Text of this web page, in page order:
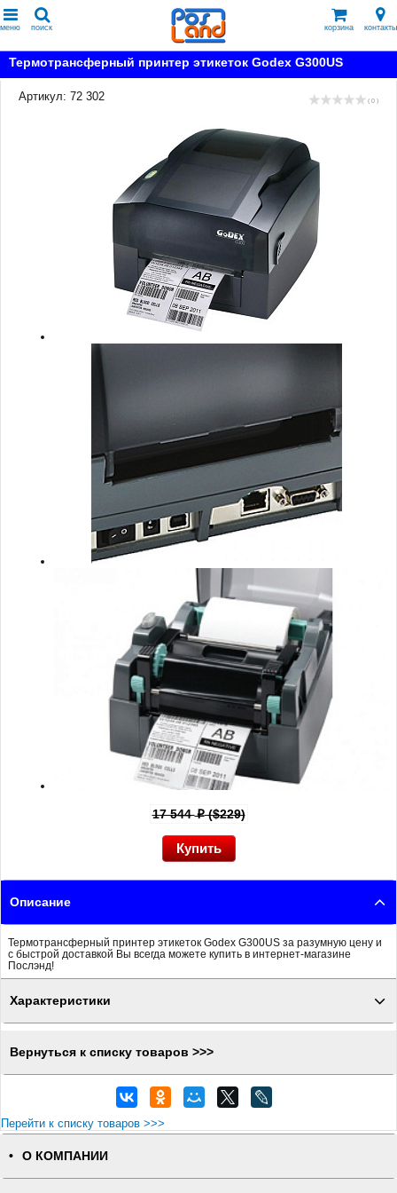
меню поиск корзина контакты
Термотрансферный принтер этикеток Godex G300US
Артикул: 72 302 ( 0 )
17 544p($229)
Описание
Термотрансферный принтер этикеток Godex G300US за разумную цену и
с быстрой доставкой Вы всегда можете купить в интернет-магазине
Послэнд!
Характеристики
Вернуться к списку товаров >>>
Перейти к списку товаров >>>
О КОМПАНИИ